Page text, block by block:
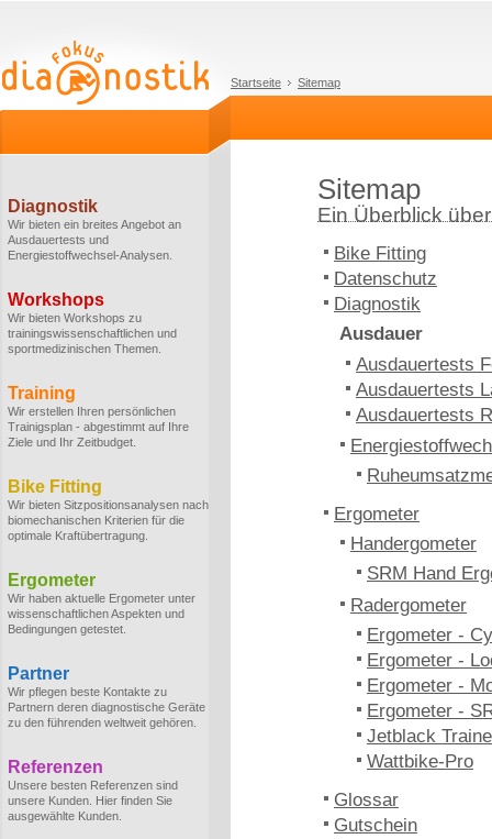
Startseite Sitemap
Diagnostik
Wir bieten ein breites Angebot an
Ausdauertests und
Energiestoffwechsel-Analysen.
Workshops
Wir bieten Workshops zu
trainingswissenschaftlichen und
sportmedizinischen Themen.
Training
Wir erstellen Ihren persönlichen
Trainigsplan - abgestimmt auf Ihre
Ziele und Ihr Zeitbudget.
Bike Fitting
Wir bieten Sitzpositionsanalysen nach
biomechanischen Kriterien für die
optimale Kraftübertragung.
Ergometer
Wir haben aktuelle Ergometer unter
wissenschaftlichen Aspekten und
Bedingungen getestet.
Partner
Wir pflegen beste Kontakte zu
Partnern deren diagnostische Geräte
zu den führenden weltweit gehören.
Referenzen
Unsere besten Referenzen sind
unsere Kunden. Hier finden Sie
ausgewählte Kunden.
Sitemap
Ein Überblick
Bike Fitting
Datenschutz
Diagnostik
Ausdauer
Ausdauertests
Ausdauertests
Ausdauertests
Ergometer
Handergometer
SRM Hand
Radergometer
Ergometer -
Ergometer -
Ergometer -
Ergometer -
Jetblack
Wattbike-Pro
Glossar
Gutschein